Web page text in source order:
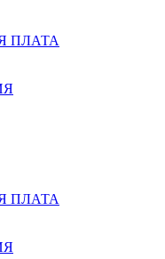
ПЛАТА
ПЛАТА